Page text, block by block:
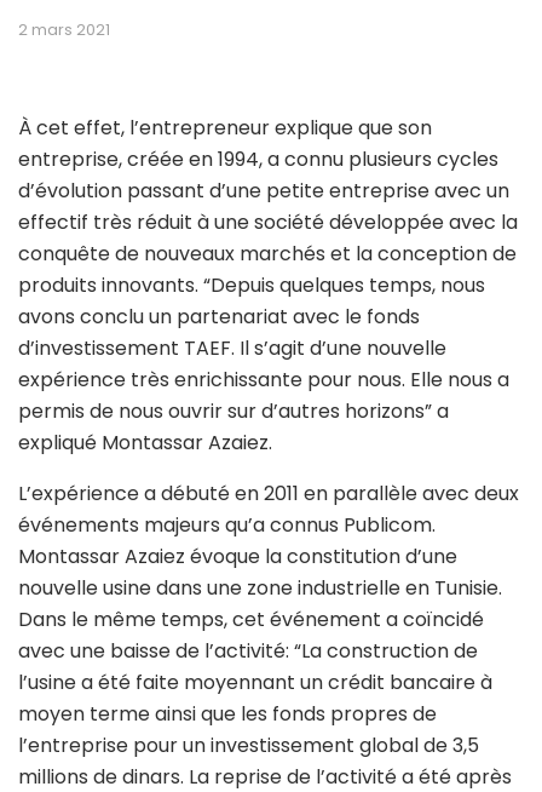
2 mars 2021
À cet effet, l’entrepreneur explique que son
entreprise, créée en 1994, a connu plusieurs cycles
d’évolution passant d’une petite entreprise avec un
effectif très réduit à une société développée avec la
conquête de nouveaux marchés et la conception de
produits innovants. “Depuis quelques temps, nous
avons conclu un partenariat avec le fonds
d’investissement TAEF. Il s’agit d’une nouvelle
expérience très enrichissante pour nous. Elle nous a
permis de nous ouvrir sur d’autres horizons” a
expliqué Montassar Azaiez.
L’expérience a débuté en 2011 en parallèle avec deux
événements majeurs qu’a connus Publicom.
Montassar Azaiez évoque la constitution d’une
nouvelle usine dans une zone industrielle en Tunisie.
Dans le même temps, cet événement a coïncidé
avec une baisse de l’activité: “La construction de
l’usine a été faite moyennant un crédit bancaire à
moyen terme ainsi que les fonds propres de
l’entreprise pour un investissement global de 3,5
millions de dinars. La reprise de l’activité a été après